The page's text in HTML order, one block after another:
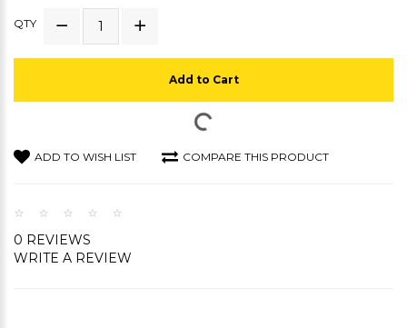
QTY
Add to Cart
ADD TO WISH LIST COMPARE THIS PRODUCT
0 REVIEWS
WRITE A REVIEW